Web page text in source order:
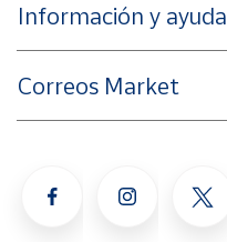
Información y ayuda
Correos Market